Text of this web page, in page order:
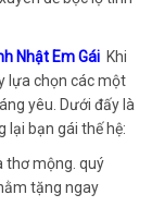
Nhật Em Gái Khi
lựa chọn các một
yêu. Dưới đấy là
lại bạn gái thế hệ:
thơ mộng. quý
tặng ngay